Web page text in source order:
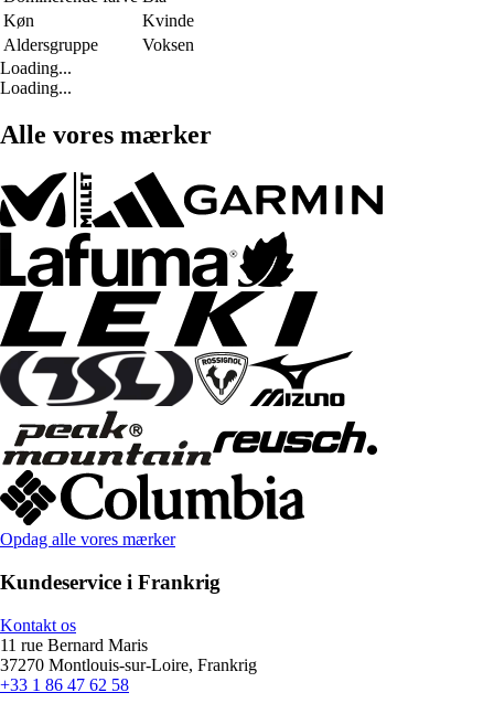
Køn
Kvinde
Aldersgruppe
Voksen
Loading...
Loading...
Alle vores mærker
Opdag alle vores mærker
Kundeservice i Frankrig
Kontakt os
11 rue Bernard Maris
37270 Montlouis-sur-Loire, Frankrig
+33 1 86 47 62 58